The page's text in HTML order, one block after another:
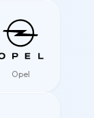
Opel